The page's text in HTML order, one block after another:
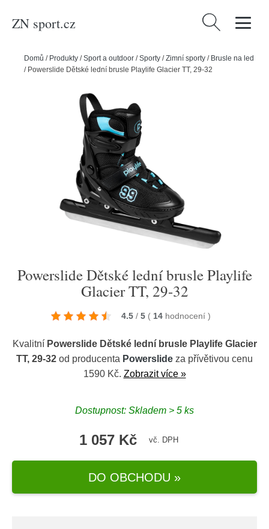
ZN sport.cz Vyhledávání
Domů / Produkty /Sport a outdoor /Sporty /Zimní sporty / Brusle na led
/ Powerslide Dětské lední brusle Playlife Glacier TT, 29-32
Powerslide Dětské lední brusle Playlife
Glacier TT, 29-32
4.5 / 5 ( 14 hodnocení )
Kvalitní Powerslide Dětské lední brusle Playlife Glacier
TT, 29-32 od producenta Powerslide za přívětivou cenu
1590 Kč. Zobrazit více »
Dostupnost: Skladem > 5 ks
1 057 Kč vč. DPH
DO OBCHODU »